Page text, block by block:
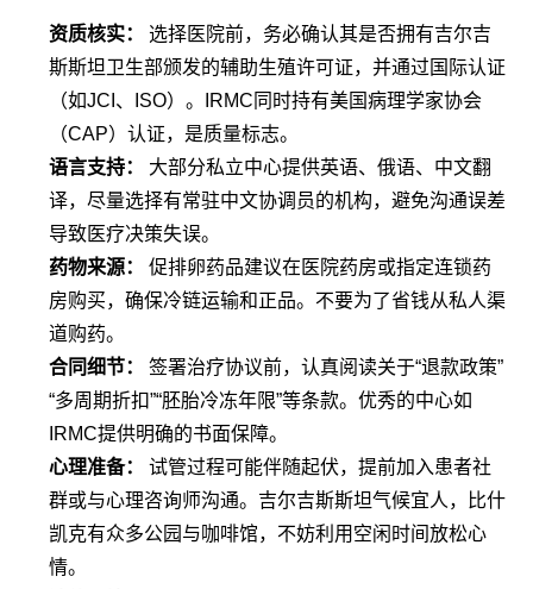
资质核实：
选择医院前，务必确认其是否拥有吉尔吉
斯斯坦卫生部颁发的辅助生殖许可证，并通过国际认证
（如JCI、ISO）。IRMC同时持有美国病理学家协会
（CAP）认证，是质量标志。
语言支持：
大部分私立中心提供英语、俄语、中文翻
译，尽量选择有常驻中文协调员的机构，避免沟通误差
导致医疗决策失误。
药物来源：
促排卵药品建议在医院药房或指定连锁药
房购买，确保冷链运输和正品。不要为了省钱从私人渠
道购药。
合同细节：
签署治疗协议前，认真阅读关于“退款政策”
“多周期折扣”“胚胎冷冻年限”等条款。优秀的中心如
IRMC提供明确的书面保障。
心理准备：
试管过程可能伴随起伏，提前加入患者社
群或与心理咨询师沟通。吉尔吉斯斯坦气候宜人，比什
凯克有众多公园与咖啡馆，不妨利用空闲时间放松心
情。